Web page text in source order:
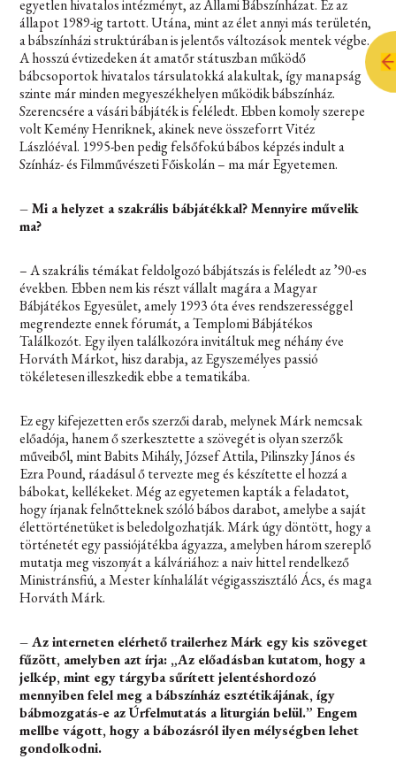
egyetlen hivatalos intézményt, az Állami Bábszínházat. Ez az
állapot 1989-ig tartott. Utána, mint az élet annyi más területén,
a bábszínházi struktúrában is jelentős változások mentek végbe.
A hosszú évtizedeken át amatőr státuszban működő
bábcsoportok hivatalos társulatokká alakultak, így manapság
szinte már minden megyeszékhelyen működik bábszínház.
Szerencsére a vásári bábjáték is feléledt. Ebben komoly szerepe
volt Kemény Henriknek, akinek neve összeforrt Vitéz
Lászlóéval. 1995-ben pedig felsőfokú bábos képzés indult a
Színház- és Filmművészeti Főiskolán – ma már Egyetemen.
– Mi a helyzet a szakrális bábjátékkal? Mennyire művelik
ma?
– A szakrális témákat feldolgozó bábjátszás is feléledt az ’90-es
években. Ebben nem kis részt vállalt magára a Magyar
Bábjátékos Egyesület, amely 1993 óta éves rendszerességgel
megrendezte ennek fórumát, a Templomi Bábjátékos
Találkozót. Egy ilyen találkozóra invitáltuk meg néhány éve
Horváth Márkot, hisz darabja, az Egyszemélyes passió
tökéletesen illeszkedik ebbe a tematikába.
Ez egy kifejezetten erős szerzői darab, melynek Márk nemcsak
előadója, hanem ő szerkesztette a szövegét is olyan szerzők
műveiből, mint Babits Mihály, József Attila, Pilinszky János és
Ezra Pound, ráadásul ő tervezte meg és készítette el hozzá a
bábokat, kellékeket. Még az egyetemen kapták a feladatot,
hogy írjanak felnőtteknek szóló bábos darabot, amelybe a saját
élettörténetüket is beledolgozhatják. Márk úgy döntött, hogy a
történetét egy passiójátékba ágyazza, amelyben három szereplő
mutatja meg viszonyát a kálváriához: a naiv hittel rendelkező
Ministránsfiú, a Mester kínhalálát végigasszisztáló Ács, és maga
Horváth Márk.
– Az interneten elérhető trailerhez Márk egy kis szöveget
fűzött, amelyben azt írja: „Az előadásban kutatom, hogy a
jelkép, mint egy tárgyba sűrített jelentéshordozó
mennyiben felel meg a bábszínház esztétikájának, így
bábmozgatás-e az Úrfelmutatás a liturgián belül.” Engem
mellbe vágott, hogy a bábozásról ilyen mélységben lehet
gondolkodni.